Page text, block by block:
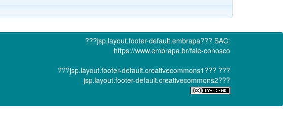
???jsp.layout.footer-default.embrapa??? SAC:
https://www.embrapa.br/fale-conosco
???jsp.layout.footer-default.creativecommons1??? ???
jsp.layout.footer-default.creativecommons2???